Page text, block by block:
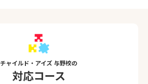
チャイルド・アイズ 与野校の
対応コース